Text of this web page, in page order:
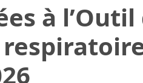
à l’Outil